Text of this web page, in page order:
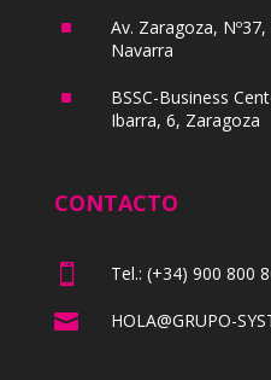
^
Av. Zaragoza,
Navarra
^
BSSC-Business
Ibarra, 6, Zaragoza
CONTACTO
 Tel.: (+34) 900 800
 HOLA@GRUPO-